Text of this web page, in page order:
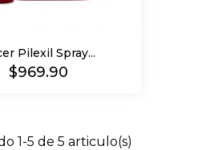
Pilexil Spray...
Precio
$969.90
1-5 de 5 articulo(s)